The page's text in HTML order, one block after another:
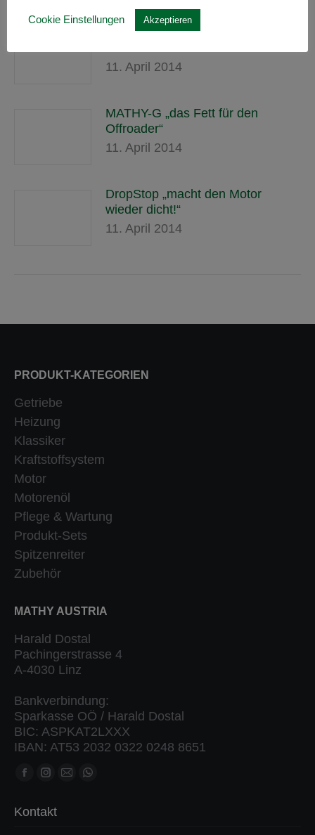
MATHY-WS „das Wartungsspray
11. April 2014
MATHY-G „das Fett für den
Offroader“
11. April 2014
DropStop „macht den Motor
wieder dicht!“
11. April 2014
PRODUKT-KATEGORIEN
Getriebe
Heizung
Klassiker
Kraftstoffsystem
Motor
Motorenöl
Pflege & Wartung
Produkt-Sets
Spitzenreiter
Zubehör
MATHY AUSTRIA
Harald Dostal
Pachingerstrasse 4
A-4030 Linz
Bankverbindung:
Sparkasse OÖ / Harald Dostal
BIC: ASPKAT2LXXX
IBAN: AT53 2032 0322 0248 8651
Finden Sie uns auf:
Facebook
öffnet
Instagram
öffnet
MailWhatsapp
Kontakt
Cookie Einstellungen Akzeptieren